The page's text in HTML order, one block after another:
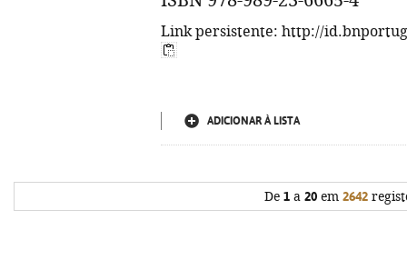
Link persistente: http://
ADICIONAR À LISTA
De 1a 20em 2642